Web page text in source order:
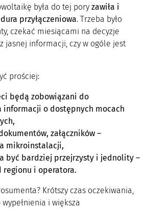
była do tej pory zawiła i
przyłączeniowa. Trzeba było
czekać miesiącami na decyzje
jasnej informacji, czy w ogóle jest
prościej:
będą zobowiązani do
informacji o dostępnych mocach
załączników –
mikroinstalacji,
być bardziej przejrzysty i jednolity –
regionu i operatora.
Krótszy czas oczekiwania,
i większa